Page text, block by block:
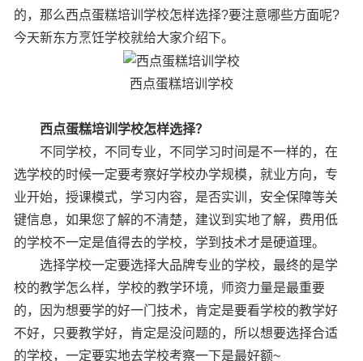
的，那么西点蛋糕培训学校怎样选择?要注意哪些方面呢?
今天新东方烹饪学校就给大家介绍下。
西点蛋糕培训学校
西点蛋糕培训学校怎样选择？
不同学校，不同专业，不同学习时间是不一样的，在
选学校的时候一定要考察好学校办学规模，就业方向，专
业开始，授课模式，学习内容，是否实训，安全保障等关
键信息，如果您了解的不清楚，建议到实地了解，费用低
的学校不一定是值得去的学校，学到技术才是硬道理。
选择学校一定要选择大品牌专业的学校，最终的是学
校的教学怎么样，学校的教学环境，师资力量是最重要
的，因为想要学的好一门技术，肯定是要看学校的教学好
不好，只要教学好，肯定是没问题的，所以想要选择合适
的学校，一定要实地去学校考察一下是最好额~